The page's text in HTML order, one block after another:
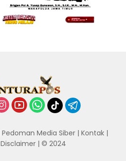
Pedoman Media Siber | Kontak |
Disclaimer | © 2024